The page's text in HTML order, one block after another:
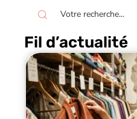
Fil d’actualité